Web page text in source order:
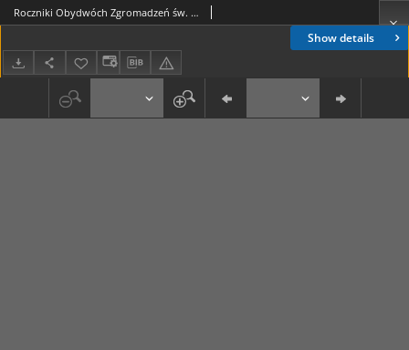
Show details
Roczniki Obydwóch Zgromadzeń św. Wincentego a Paulo. R. 19, nr 4 (1913)